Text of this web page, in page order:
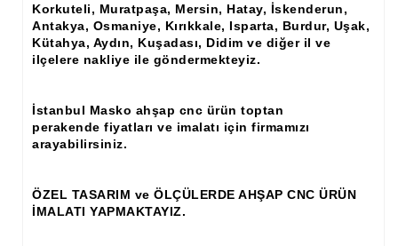
Ahşap İşlemeli Düz Klapa
Ahşap Merdiven Dikmeleri
Ahşap Profil Çıta
Ahşap Seperatör
Ahşap Sütun
Korkuteli, Muratpaşa, Mersin, Hatay, İskenderun,
Antakya, Osmaniye, Kırıkkale, Isparta, Burdur, Uşak,
Kütahya, Aydın, Kuşadası, Didim ve diğer il ve
ilçelere nakliye ile göndermekteyiz.
İstanbul Masko ahşap cnc ürün toptan
perakende fiyatları ve imalatı için firmamızı
arayabilirsiniz.
ÖZEL TASARIM ve ÖLÇÜLERDE AHŞAP CNC ÜRÜN
İMALATI YAPMAKTAYIZ.